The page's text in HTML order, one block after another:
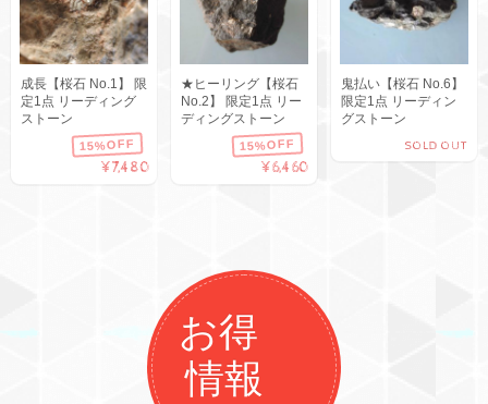
成長【桜石 No.1】 限
定1点 リーディング
ストーン
15%OFF
¥7,480
★ヒーリング【桜石
No.2】 限定1点 リー
ディングストーン
15%OFF
¥6,460
鬼払い【桜石 No.6】
限定1点 リーディン
グストーン
SOLD OUT
お得
情報